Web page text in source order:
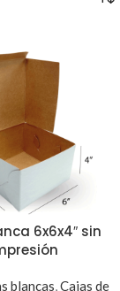
6x6x4″ sin
blancas,Cajas de